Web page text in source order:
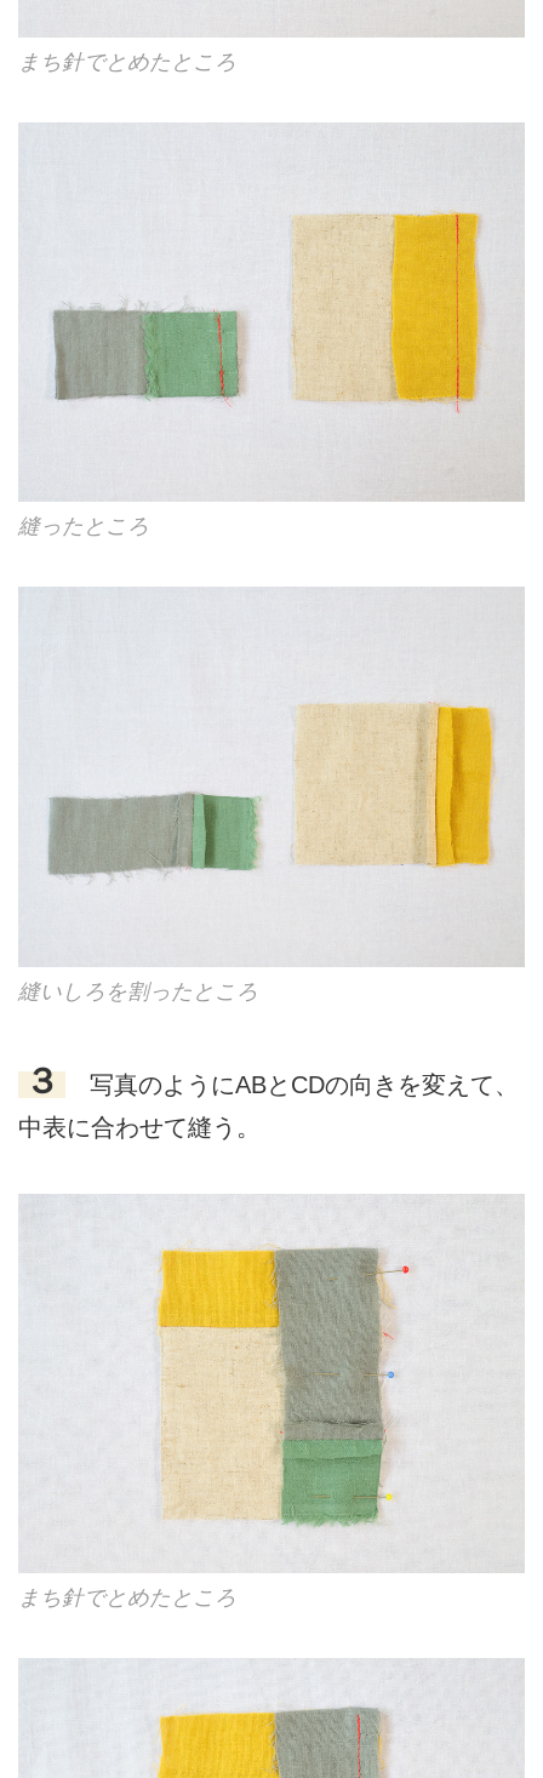
まち針でとめたところ
縫ったところ
縫いしろを割ったところ
３
写真のようにABとCDの向きを変えて、
中表に合わせて縫う。
まち針でとめたところ